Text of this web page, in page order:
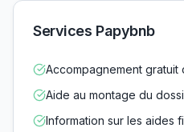
Services Papybnb
Accompagnement gratuit
Aide au montage du
Information sur les aides